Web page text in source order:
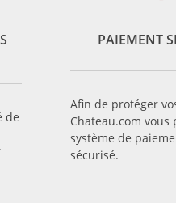
de
PAIEMENT
Afin de protéger
Chateau.com vous
système de
sécurisé.